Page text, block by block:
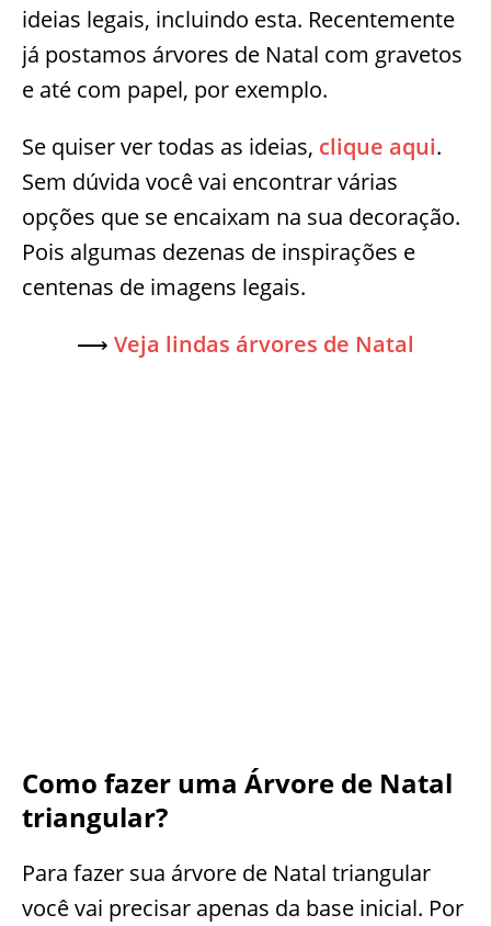
ideias legais, incluindo esta. Recentemente
já postamos árvores de Natal com gravetos
e até com papel, por exemplo.
Se quiser ver todas as ideias, clique aqui.
Sem dúvida você vai encontrar várias
opções que se encaixam na sua decoração.
Pois algumas dezenas de inspirações e
centenas de imagens legais.
⟶ Veja lindas árvores de Natal
Como fazer uma Árvore de Natal
triangular?
Para fazer sua árvore de Natal triangular
você vai precisar apenas da base inicial. Por